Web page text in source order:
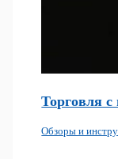
Торговля
Обзоры и